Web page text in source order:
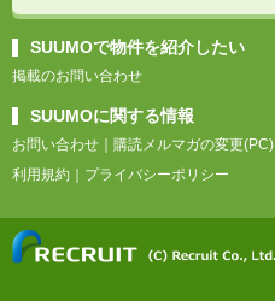
SUUMOで物件を紹介したい
掲載のお問い合わせ
SUUMOに関する情報
お問い合わせ
購読メルマガの変更(PC)
利用規約
プライバシーポリシー